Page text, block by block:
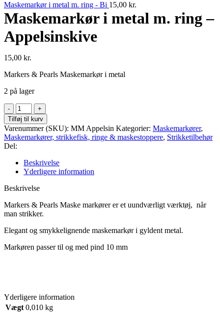
Maskemarkør i metal m. ring - Bi 15,00 kr.
Maskemarkør i metal m. ring –
Appelsinskive
15,00 kr.
Markers & Pearls Maskemarkør i metal
2 på lager
Maskemarkør
i
metal
m.
ring
-
Appelsinskive
antal
Tilføj til kurv
Varenummer (SKU): MM Appelsin Kategorier: Maskemarkører,
Maskemarkører, strikkefisk, ringe & maskestoppere, Strikketilbehør
Del:
Beskrivelse
Yderligere information
Beskrivelse
Markers & Pearls Maske markører er et uundværligt værktøj, når
man strikker.
Elegant og smykkelignende maskemarkør i gyldent metal.
Markøren passer til og med pind 10 mm
Yderligere information
Vægt 0,010 kg